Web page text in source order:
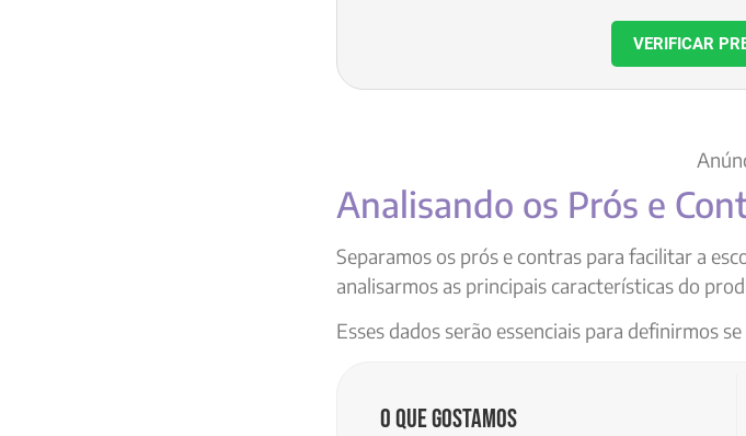
VERIFICAR
Analisando os Prós e
Separamos os prós e contras para facilitar a
analisarmos as principais características do
Esses dados serão essenciais para definirmos
O que gostamos